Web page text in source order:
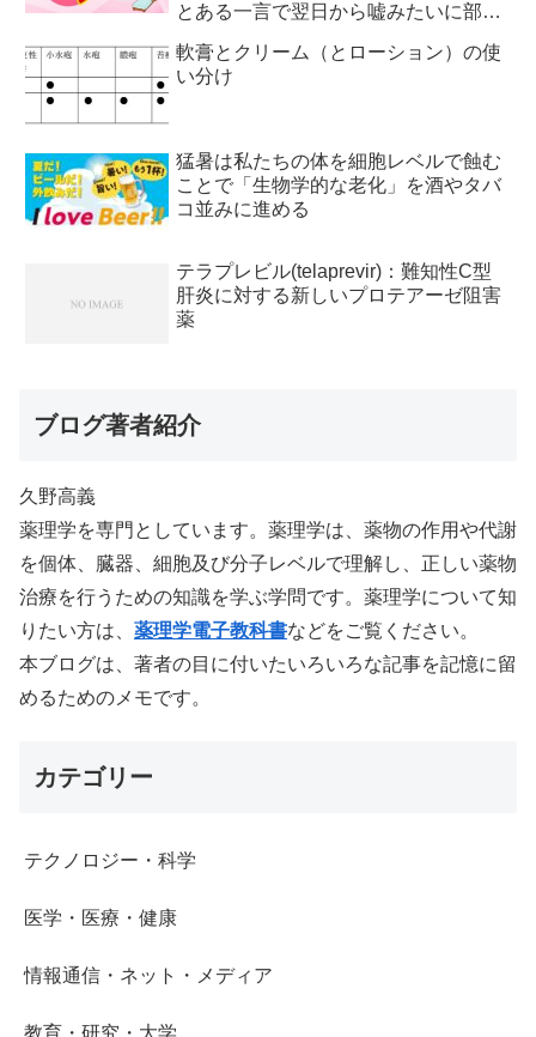
とある一言で翌日から嘘みたいに部屋
軟膏とクリーム（とローション）の使
い分け
猛暑は私たちの体を細胞レベルで蝕む
ことで「生物学的な老化」を酒やタバ
コ並みに進める
テラプレビル(telaprevir)：難知性C型
肝炎に対する新しいプロテアーゼ阻害
薬
ブログ著者紹介
久野高義
薬理学を専門としています。薬理学は、薬物の作用や代謝
を個体、臓器、細胞及び分子レベルで理解し、正しい薬物
治療を行うための知識を学ぶ学問です。薬理学について知
りたい方は、 薬理学電子教科書などをご覧ください。
本ブログは、著者の目に付いたいろいろな記事を記憶に留
めるためのメモです。
カテゴリー
テクノロジー・科学
医学・医療・健康
情報通信・ネット・メディア